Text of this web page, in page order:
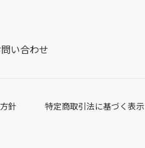
い合わせ
針 特定商取引法に基づく表示